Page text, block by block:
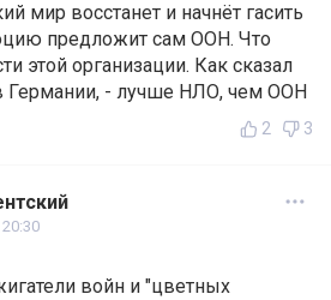
мир восстанет и начнёт гасить
предложит сам ООН. Что
этой организации. Как сказал
Германии, - лучше НЛО, чем ООН
2 3
войн и "цветных